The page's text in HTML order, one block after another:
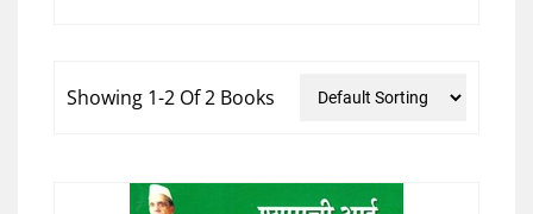
Showing 1-2 Of 2 Books